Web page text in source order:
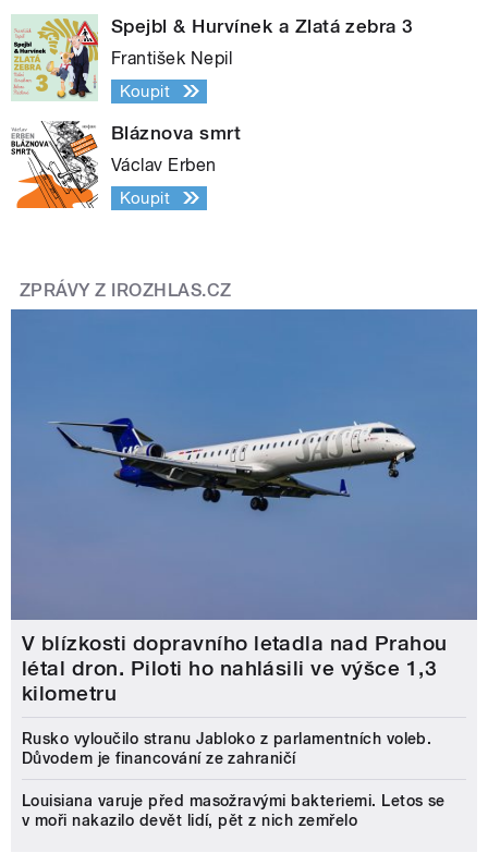
Spejbl & Hurvínek a Zlatá zebra 3
František Nepil
Koupit
Bláznova smrt
Václav Erben
Koupit
ZPRÁVY Z IROZHLAS.CZ
V blízkosti dopravního letadla nad Prahou
létal dron. Piloti ho nahlásili ve výšce 1,3
kilometru
Rusko vyloučilo stranu Jabloko z parlamentních voleb.
Důvodem je financování ze zahraničí
Louisiana varuje před masožravými bakteriemi. Letos se
v moři nakazilo devět lidí, pět z nich zemřelo